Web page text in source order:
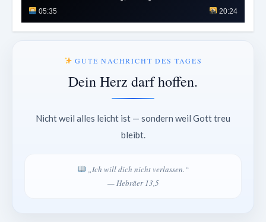
05:35
20:24
GUTE NACHRICHT DES TAGES
Dein Herz darf hoffen.
Nicht weil alles leicht ist — sondern weil Gott treu
bleibt.
„Ich will dich nicht verlassen.“
— Hebräer 13,5